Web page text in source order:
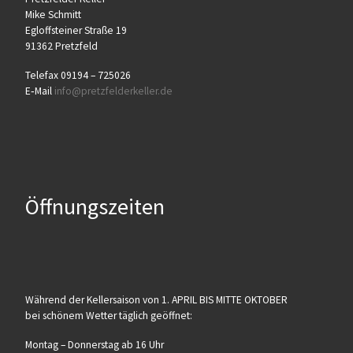
Mike Schmitt
Egloff­stei­ner Stra­ße 19
91362 Pretzfeld
Tele­fax 09194 – 725026
E‑Mail info@​pretzfelderkeller.​de
Öffnungszeiten
Wäh­rend der Kel­ler­sai­son von 1. APRIL BIS MITTE OKTOBER
bei schö­nem Wet­ter täg­lich geöffnet:
Mon­tag – Don­ners­tag ab 16 Uhr